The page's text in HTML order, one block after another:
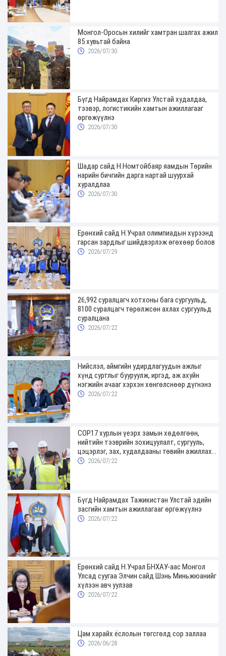
Монгол-Оросын хилийг хамтран шалгах ажил
85 хувьтай байна
2026/07/30
Бүгд Найрамдах Киргиз Улстай худалдаа,
тээвэр, логистикийн хамтын ажиллагааг
өргөжүүлнэ
2026/07/30
Шадар сайд Н.Номтойбаяр яамдын Төрийн
нарийн бичгийн дарга нартай шуурхай
хуралдлаа
2026/07/30
Ерөнхий сайд Н.Учрал олимпиадын хүрээнд
гарсан зардлыг шийдвэрлэж өгөхөөр болов
2026/07/29
26,992 суралцагч хотхоны бага сургуульд,
8100 суралцагч төрөлжсөн ахлах сургуульд
суралцана
2026/07/22
Нийслэл, аймгийн удирдлагуудын ажлыг
хүнд суртлыг бууруулж, иргэд, аж ахуйн
нэгжийн ачааг хэрхэн хөнгөлснөөр дүгнэнэ
2026/07/22
COP17 хурлын үеэрх замын хөдөлгөөн,
нийтийн тээврийн зохицуулалт, сургууль,
цэцэрлэг, зах, худалдааны төвийн ажиллах
хуваарийг гаргаж, иргэдэд мэдээлэхийг
2026/07/22
Бүгд Найрамдах Тажикистан Улстай эдийн
засгийн хамтын ажиллагааг өргөжүүлнэ
2026/07/22
Ерөнхий сайд Н.Учрал БНХАУ-аас Монгол
Улсад суугаа Элчин сайд Шэнь Миньжюанийг
хүлээн авч уулзав
2026/07/22
Цам харайх ёслолын төгсгөлд сор заллаа
2026/06/28